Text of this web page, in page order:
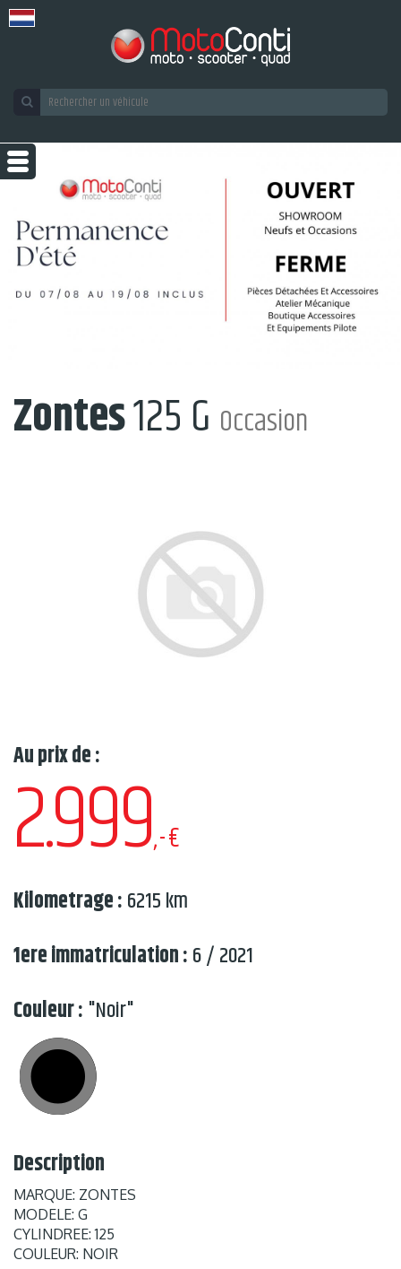
Zontes125 G Occasion
Au prix de :
2.999,-€
Kilometrage :6215 km
1ere immatriculation :6 / 2021
Couleur : "Noir"
Description
MARQUE: ZONTES
MODELE: G
CYLINDREE: 125
COULEUR: NOIR